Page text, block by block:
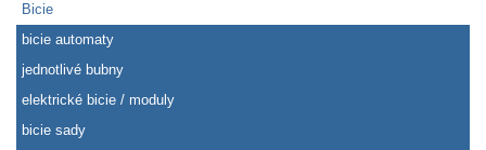
Bicie
bicie automaty
jednotlivé bubny
elektrické bicie / moduly
bicie sady